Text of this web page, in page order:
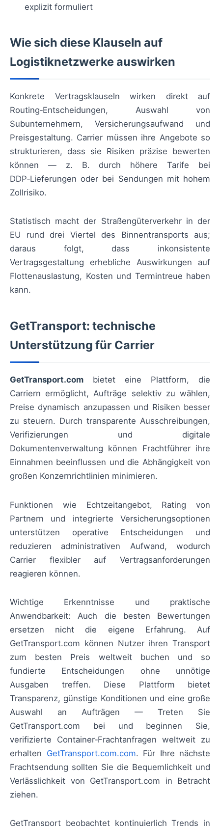
explizit formuliert
Wie sich diese Klauseln auf
Logistiknetzwerke auswirken
Konkrete Vertragsklauseln wirken direkt auf
Routing‑Entscheidungen, Auswahl von
Subunternehmern, Versicherungsaufwand und
Preisgestaltung. Carrier müssen ihre Angebote so
strukturieren, dass sie Risiken präzise bewerten
können — z. B. durch höhere Tarife bei
DDP‑Lieferungen oder bei Sendungen mit hohem
Zollrisiko.
Statistisch macht der Straßengüterverkehr in der
EU rund drei Viertel des Binnentransports aus;
daraus folgt, dass inkonsistente
Vertragsgestaltung erhebliche Auswirkungen auf
Flottenauslastung, Kosten und Termintreue haben
kann.
GetTransport: technische
Unterstützung für Carrier
GetTransport.com bietet eine Plattform, die
Carriern ermöglicht, Aufträge selektiv zu wählen,
Preise dynamisch anzupassen und Risiken besser
zu steuern. Durch transparente Ausschreibungen,
Verifizierungen und digitale
Dokumentenverwaltung können Frachtführer ihre
Einnahmen beeinflussen und die Abhängigkeit von
großen Konzernrichtlinien minimieren.
Funktionen wie Echtzeitangebot, Rating von
Partnern und integrierte Versicherungsoptionen
unterstützen operative Entscheidungen und
reduzieren administrativen Aufwand, wodurch
Carrier flexibler auf Vertragsanforderungen
reagieren können.
Wichtige Erkenntnisse und praktische
Anwendbarkeit: Auch die besten Bewertungen
ersetzen nicht die eigene Erfahrung. Auf
GetTransport.com können Nutzer ihren Transport
zum besten Preis weltweit buchen und so
fundierte Entscheidungen ohne unnötige
Ausgaben treffen. Diese Plattform bietet
Transparenz, günstige Konditionen und eine große
Auswahl an Aufträgen — Treten Sie
GetTransport.com bei und beginnen Sie,
verifizierte Container‑Frachtanfragen weltweit zu
erhalten GetTransport.com.com. Für Ihre nächste
Frachtsendung sollten Sie die Bequemlichkeit und
Verlässlichkeit von GetTransport.com in Betracht
ziehen.
GetTransport beobachtet kontinuierlich Trends in